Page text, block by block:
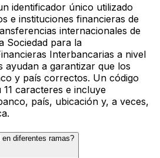
identificador único utilizado
e instituciones financieras de
internacionales de
Sociedad para la
Interbancarias a nivel
ayudan a garantizar que los
y país correctos. Un código
caracteres e incluye
país, ubicación y, a veces,
diferentes ramas?